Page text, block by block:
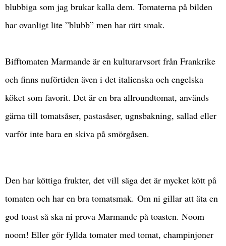
blubbiga som jag brukar kalla dem. Tomaterna på bilden
har ovanligt lite ”blubb” men har rätt smak.
Bifftomaten Marmande är en kulturarvsort från Frankrike
och finns nuförtiden även i det italienska och engelska
köket som favorit. Det är en bra allroundtomat, används
gärna till tomatsåser, pastasåser, ugnsbakning, sallad eller
varför inte bara en skiva på smörgåsen.
Den har köttiga frukter, det vill säga det är mycket kött på
tomaten och har en bra tomatsmak. Om ni gillar att äta en
god toast så ska ni prova Marmande på toasten. Noom
noom! Eller gör fyllda tomater med tomat, champinjoner